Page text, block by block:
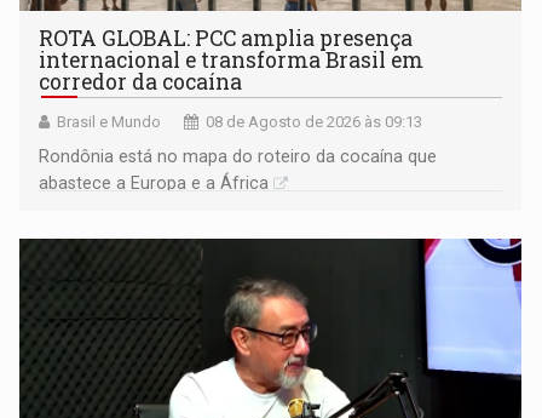
ROTA GLOBAL: PCC amplia presença
internacional e transforma Brasil em
corredor da cocaína
Brasil e Mundo 08 de Agosto de 2026 às 09:13
Rondônia está no mapa do roteiro da cocaína que
abastece a Europa e a África